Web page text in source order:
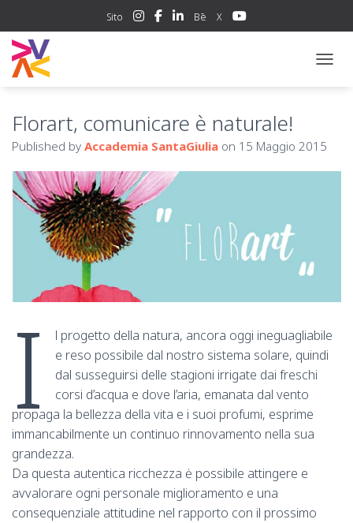
Sito Bē X
Florart, comunicare è naturale!
Published by Accademia SantaGiulia on 15 Maggio 2015
I
l progetto della natura, ancora oggi ineguagliabile
e reso possibile dal nostro sistema solare, quindi
dal susseguirsi delle stagioni irrigate dai freschi
corsi d’acqua e dove l’aria, emanata dal vento
propaga la bellezza della vita e i suoi profumi, esprime
immancabilmente un continuo rinnovamento nella sua
grandezza.
Da questa autentica ricchezza ė possibile attingere e
avvalorare ogni personale miglioramento e una
consequenziale attitudine nel rapporto con il prossimo